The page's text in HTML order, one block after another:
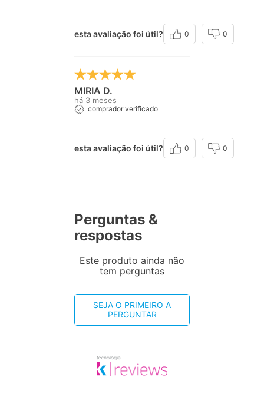
esta avaliação foi útil? 0 0
MIRIA D.
há 3 meses
comprador verificado
esta avaliação foi útil? 0 0
Perguntas &
respostas
Este produto ainda não
tem perguntas
SEJA O PRIMEIRO A
PERGUNTAR